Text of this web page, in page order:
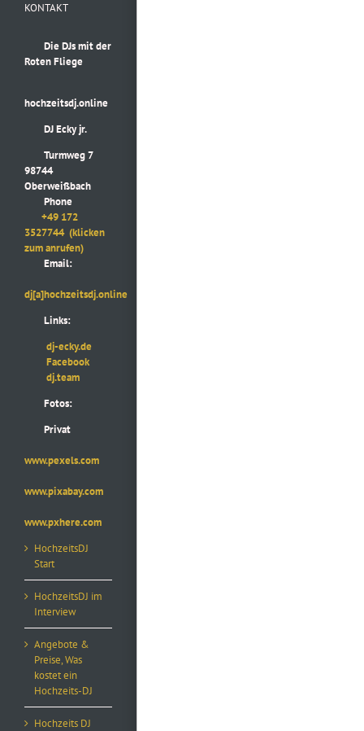
KONTAKT
Die DJs mit der
Roten Fliege
hochzeitsdj.online
DJ Ecky jr.
Turmweg 7
98744
Oberweißbach
Phone
+49 172
3527744 (klicken
zum anrufen)
Email:
dj[a]hochzeitsdj.online
Links:
dj-ecky.de
Facebook
dj.team
Fotos:
Privat
www.pexels.com
www.pixabay.com
www.pxhere.com
HochzeitsDJ
Start
HochzeitsDJ im
Interview
Angebote &
Preise, Was
kostet ein
Hochzeits-DJ
Hochzeits DJ